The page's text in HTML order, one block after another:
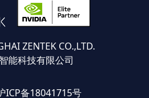
ZENTEK CO.,LTD.
能科技有限公司
ICP备18041715号